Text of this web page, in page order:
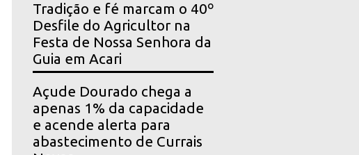
Tradição e fé marcam o 40º
Desfile do Agricultor na
Festa de Nossa Senhora da
Guia em Acari
Açude Dourado chega a
apenas 1% da capacidade
e acende alerta para
abastecimento de Currais